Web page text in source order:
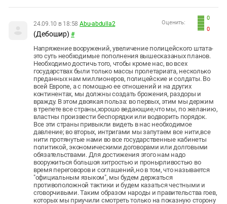
0
0
Оценить:
24.09.10 в 18:58 Abu-abdulla2
(Дебошир) #
Напряжение вооружений, увеличение полицейского штата-
это суть необходимые пополнения вышесказаных планов.
Необходимо достичь того, чтобы кроме нас, во всех
государствах были только массы пролетариата, несколько
преданных нам миллионеров, полицейские и солдаты. Во
всей Европе, а с помощью ее отношений и на других
континентах, мы должны создать брожения, раздоры и
вражду. В этом двоякая польза: во первых, этим мы держим
в трепете все страны,хорошо ведающие,что мы, по желанию,
властны произвести беспорядки или водворить порядок.
Все эти страны привыкли видеть в нас необходимое
давление; во вторых, интригами мы запутаем все нити,все
нити протянутые нами во все государственные кабинеты
политикой, экономическими договорами или долговыми
обязательствами. Для достижения этого нам надо
вооружиться большоя хитростью и пронырливостью во
время переговоров и соглашений,но в том, что называется
"официальным языком", мы будем держаться
противоположной тактики и будем казаться честными и
сговорчивыми. Таким образом народы и правительства гоев,
которых мы приучили смотреть только на показную сторону